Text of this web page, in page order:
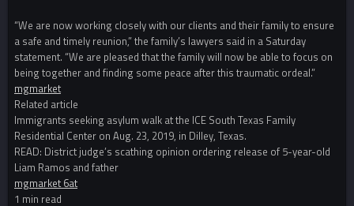
“We are now working closely with our clients and their family to ensure
a safe and timely reunion,” the family’s lawyers said in a Saturday
statement. “We are pleased that the family will now be able to focus on
being together and finding some peace after this traumatic ordeal.”
mgmarket
Related article
Immigrants seeking asylum walk at the ICE South Texas Family
Residential Center on Aug. 23, 2019, in Dilley, Texas.
READ: District judge’s scathing opinion ordering release of 5-year-old
Liam Ramos and father
mgmarket 6at
1 min read